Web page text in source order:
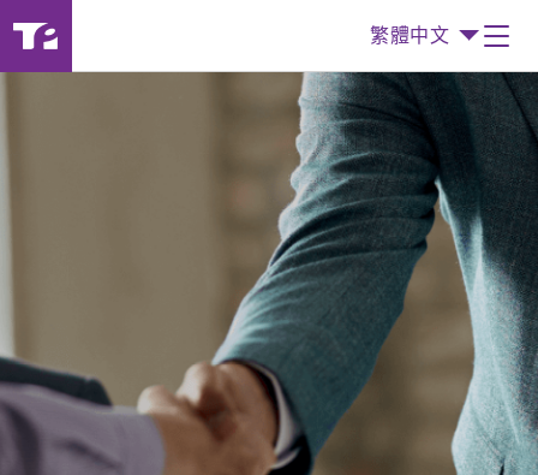
繁體中文